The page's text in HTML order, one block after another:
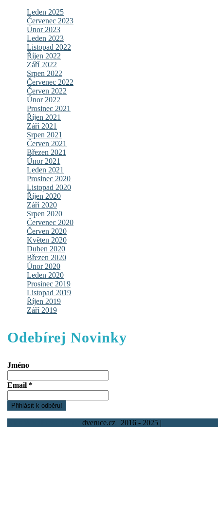
Leden 2025
Červenec 2023
Únor 2023
Leden 2023
Listopad 2022
Říjen 2022
Září 2022
Srpen 2022
Červenec 2022
Červen 2022
Únor 2022
Prosinec 2021
Říjen 2021
Září 2021
Srpen 2021
Červen 2021
Březen 2021
Únor 2021
Leden 2021
Prosinec 2020
Listopad 2020
Říjen 2020
Září 2020
Srpen 2020
Červenec 2020
Červen 2020
Květen 2020
Duben 2020
Březen 2020
Únor 2020
Leden 2020
Prosinec 2019
Listopad 2019
Říjen 2019
Září 2019
Odebírej Novinky
Jméno
Email *
dveruce.cz | 2016 - 2025 |